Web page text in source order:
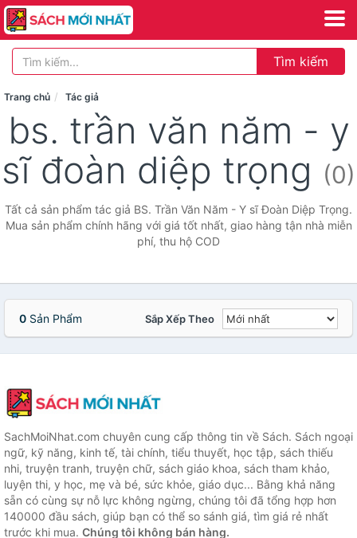
Tìm kiếm
Trang chủ Tác giả
bs. trần văn năm - y
sĩ đoàn diệp trọng (0)
Tất cả sản phẩm tác giả BS. Trần Văn Năm - Y sĩ Đoàn Diệp Trọng.
Mua sản phẩm chính hãng với giá tốt nhất, giao hàng tận nhà miễn
phí, thu hộ COD
0 Sản Phẩm Sắp Xếp Theo
SachMoiNhat.com chuyên cung cấp thông tin về Sách. Sách ngoại
ngữ, kỹ năng, kinh tế, tài chính, tiểu thuyết, học tập, sách thiếu
nhi, truyện tranh, truyện chữ, sách giáo khoa, sách tham khảo,
luyện thi, y học, mẹ và bé, sức khỏe, giáo dục... Bằng khả năng
sẵn có cùng sự nỗ lực không ngừng, chúng tôi đã tổng hợp hơn
140000 đầu sách, giúp bạn có thể so sánh giá, tìm giá rẻ nhất
trước khi mua. Chúng tôi không bán hàng.